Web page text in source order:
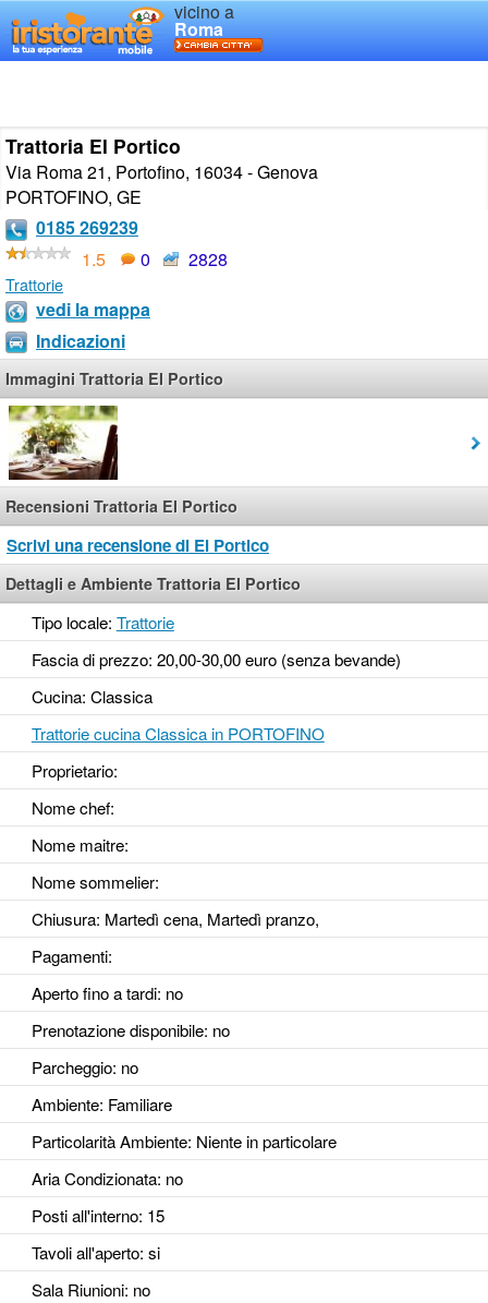
vicino a
Roma
Trattoria El Portico
Via Roma 21, Portofino, 16034 - Genova
PORTOFINO, GE
0185 269239
1.5
0 2828
Trattorie
vedi la mappa
Indicazioni
Immagini Trattoria El Portico
Recensioni Trattoria El Portico
Scrivi una recensione di El Portico
Dettagli e Ambiente Trattoria El Portico
Tipo locale: Trattorie
Fascia di prezzo: 20,00-30,00 euro (senza bevande)
Cucina: Classica
Trattorie cucina Classica in PORTOFINO
Proprietario:
Nome chef:
Nome maitre:
Nome sommelier:
Chiusura: Martedì cena, Martedì pranzo,
Pagamenti:
Aperto fino a tardi: no
Prenotazione disponibile: no
Parcheggio: no
Ambiente: Familiare
Particolarità Ambiente: Niente in particolare
Aria Condizionata: no
Posti all'interno: 15
Tavoli all'aperto: si
Sala Riunioni: no